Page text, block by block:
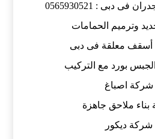
دبى : 0565930521
وترميم الحمامات
أسقف معلقة فى دبى
بورد مع التركيب
شركة اصباغ
ملاحق جاهزة
شركة ديكور